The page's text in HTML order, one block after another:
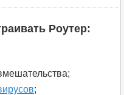
Роутер:
;